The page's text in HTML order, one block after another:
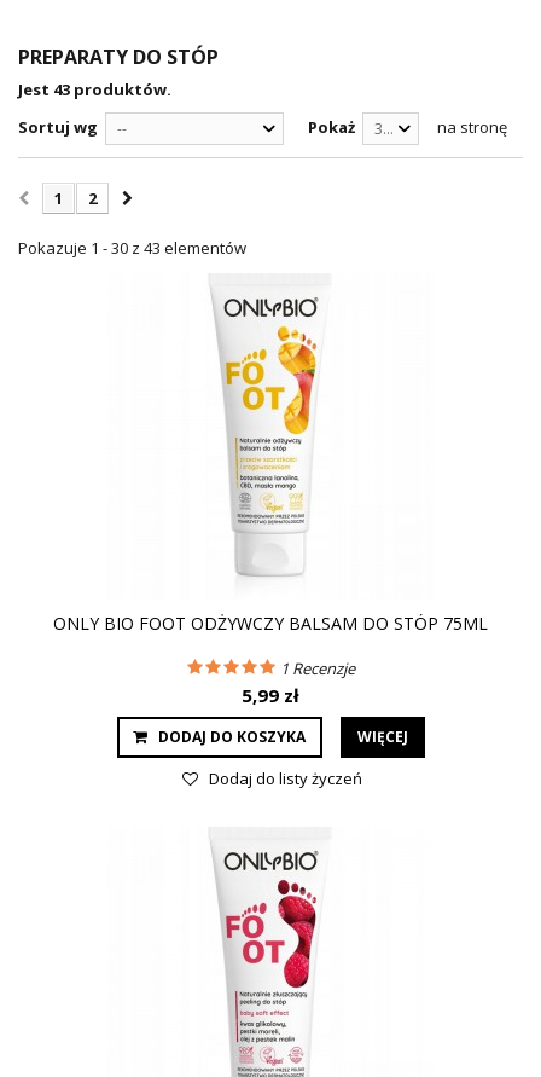
PREPARATY DO STÓP
Jest 43 produktów.
Sortuj wg
-- Pokaż 30 na stronę
1 2
Pokazuje 1 - 30 z 43 elementów
ONLY BIO FOOT ODŻYWCZY BALSAM DO STÓP 75ML
1 Recenzje
5,99 zł
DODAJ DO KOSZYKA WIĘCEJ
Dodaj do listy życzeń